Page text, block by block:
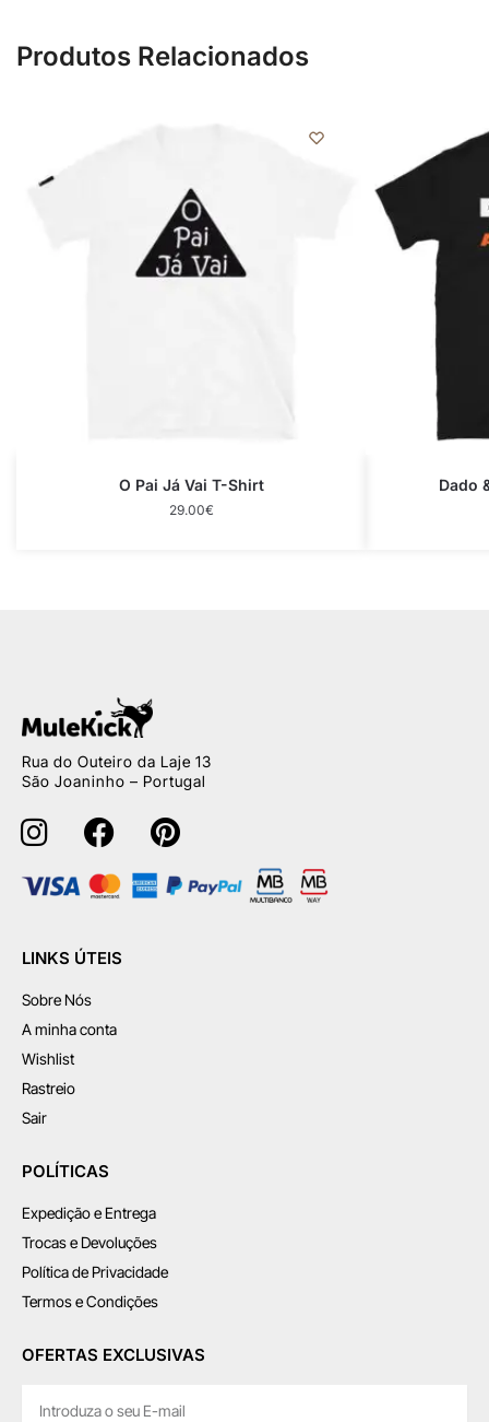
Produtos Relacionados
O Pai Já Vai T-Shirt
29.00€
Dado
Rua do Outeiro da Laje 13
São Joaninho – Portugal
LINKS ÚTEIS
Sobre Nós
A minha conta
Wishlist
Rastreio
Sair
POLÍTICAS
Expedição e Entrega
Trocas e Devoluções
Política de Privacidade
Termos e Condições
OFERTAS EXCLUSIVAS